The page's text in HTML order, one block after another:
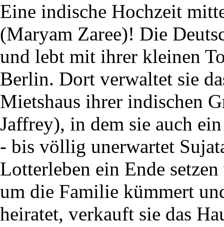
Eine indische Hochzeit
(Maryam Zaree)! Die
und lebt mit ihrer kleinen
Berlin. Dort verwaltet sie
Mietshaus ihrer indischen
Jaffrey), in dem sie auch
- bis völlig unerwartet
Lotterleben ein Ende
um die Familie kümmert
heiratet, verkauft sie das